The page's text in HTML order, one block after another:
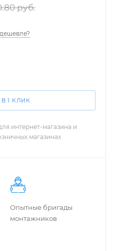
руб.
1 КЛИК
интернет-магазина и
магазинах
Опытные бригады
монтажников